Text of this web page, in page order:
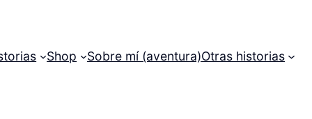
Shop Sobre mí (aventura)Otras historias